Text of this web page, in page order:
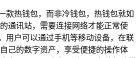
款热钱包，而非冷钱包，热钱包就如
通讯站，需要连接网络才能正常使
用户可以通过手机等移动设备，在联
己的数字资产，享受便捷的操作体